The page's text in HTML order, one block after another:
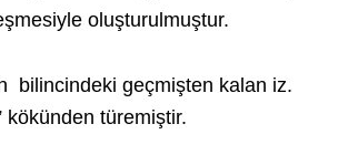
oluşturulmuştur.
bilincindeki geçmişten kalan iz.
kökünden türemiştir.